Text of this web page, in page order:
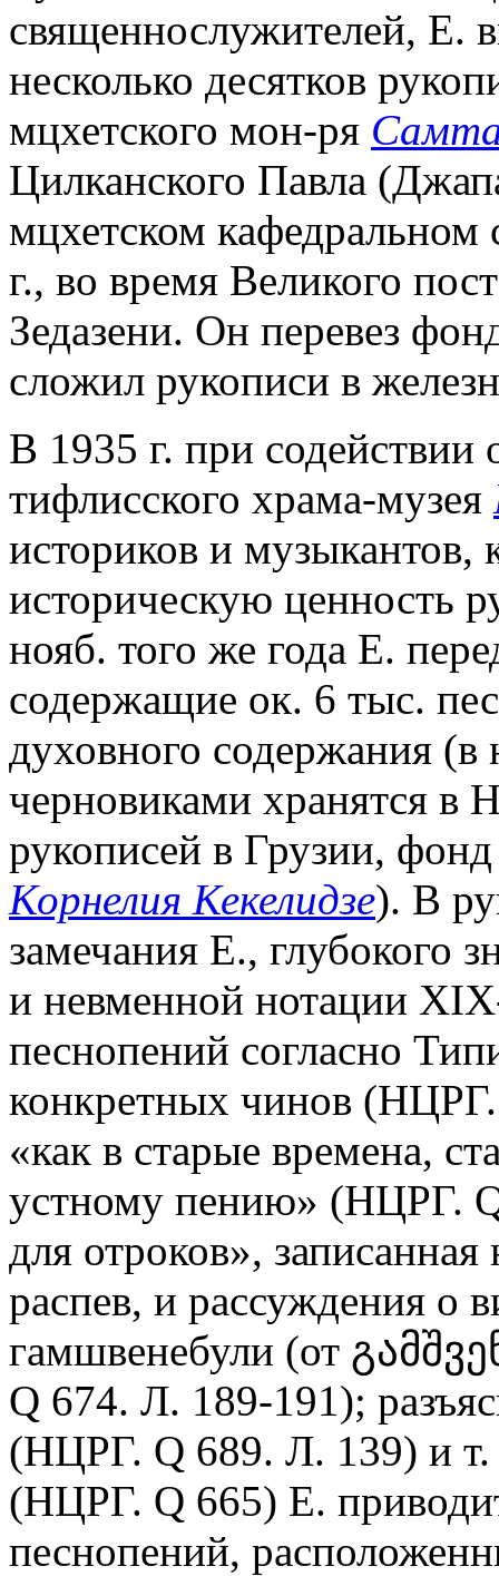
священнослужителей, Е.
несколько десятков
мцхетского мон-ря
Цилканского Павла
мцхетском кафедральном
г., во время Великого
Зедазени. Он перевез
сложил рукописи в
В 1935 г. при содействии
тифлисского храма-музея
историков и музыкантов,
историческую ценность
нояб. того же года Е.
содержащие ок. 6 тыс.
духовного содержания (в
черновиками хранятся в
рукописей в Грузии,
Корнелия Кекелидзе). В
замечания Е., глубокого
и невменной нотации
песнопений согласно
конкретных чинов
«как в старые времена,
устному пению» (НЦРГ.
для отроков»,
распев, и рассуждения о
гамшвенебули (от
Q 674. Л. 189-191);
(НЦРГ. Q 689. Л. 139) и
(НЦРГ. Q 665) Е.
песнопений,